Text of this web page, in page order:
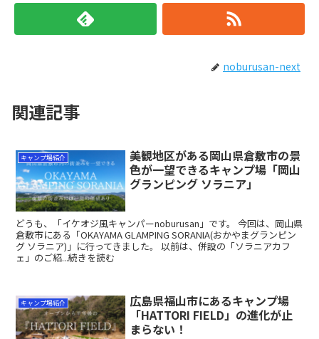
noburusan-next
関連記事
キャンプ場紹介
美観地区がある岡山県倉敷市の景
色が一望できるキャンプ場「岡山
グランピング ソラニア」
どうも、「イケオジ風キャンパーnoburusan」です。 今回は、岡山県
倉敷市にある「OKAYAMA GLAMPING SORANIA(おかやまグランピン
グ ソラニア)」に行ってきました。 以前は、併設の「ソラニアカフ
ェ」のご紹...続きを読む
キャンプ場紹介
広島県福山市にあるキャンプ場
「HATTORI FIELD」の進化が止
まらない！